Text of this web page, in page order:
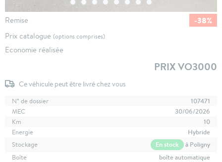
Remise -38%
Prix catalogue (options comprises)
Economie réalisée
PRIX VO3000
Ce véhicule peut être livré chez vous
N° de dossier
107471
MEC
30/06/2026
Km
10
Energie
Hybride
Stockage
En stock
à Poligny
Boîte
boîte automatique